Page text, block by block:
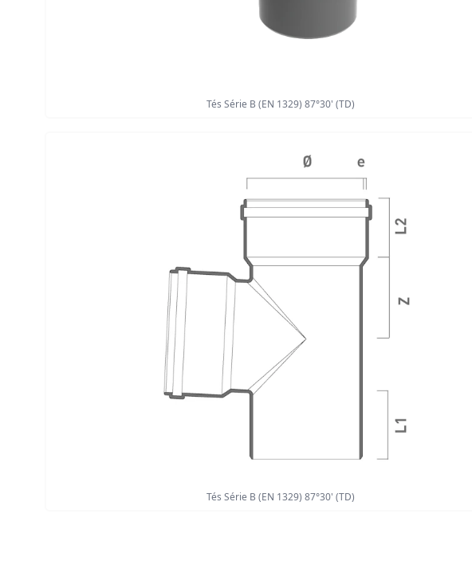
Tés Série B (EN 1329) 87°30' (TD)
Tés Série B (EN 1329) 87°30' (TD)